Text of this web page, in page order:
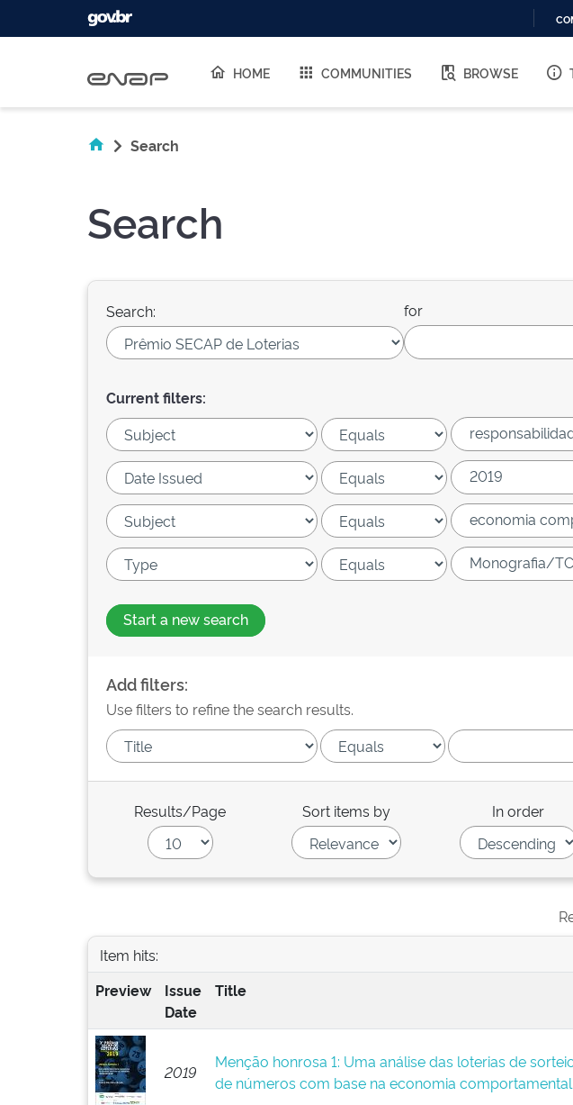
HOME COMMUNITIES BROWSE
Search
Search
Search: for
Current filters:
Start a new search
Add filters:
Use filters to refine the search results.
Results/Page Sort items by In order
Item hits:
Preview
Issue
Date
Title
2019
Menção honrosa 1: Uma análise das loterias de
de números com base na economia comportamental